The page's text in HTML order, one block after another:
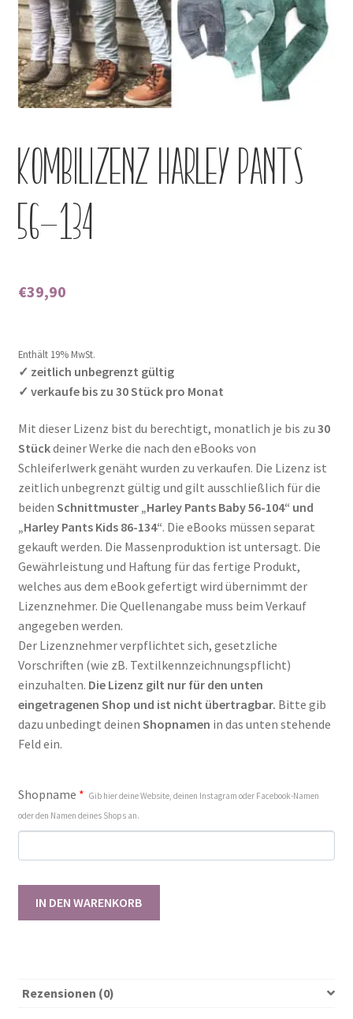
Kontakt
KOMBILIZENZ Harley Pants
56-134
€39,90
Enthält 19% MwSt.
✓ zeitlich unbegrenzt gültig
✓ verkaufe bis zu 30 Stück pro Monat
Mit dieser Lizenz bist du berechtigt, monatlich je bis zu 30
Stückdeiner Werke die nach den eBooks von
Schleiferlwerk genäht wurden zu verkaufen. Die Lizenz ist
zeitlich unbegrenzt gültig und gilt ausschließlich für die
beiden Schnittmuster „Harley Pants Baby 56-104“ und
„Harley Pants Kids 86-134“. Die eBooks müssen separat
gekauft werden. Die Massenproduktion ist untersagt. Die
Gewährleistung und Haftung für das fertige Produkt,
welches aus dem eBook gefertigt wird übernimmt der
Lizenznehmer. Die Quellenangabe muss beim Verkauf
angegeben werden.
Der Lizenznehmer verpflichtet sich, gesetzliche
Vorschriften (wie zB. Textilkennzeichnungspflicht)
einzuhalten. Die Lizenz gilt nur für den unten
eingetragenen Shop und ist nicht übertragbar. Bitte gib
dazu unbedingt deinen Shopnamen in das unten stehende
Feld ein.
Shopname * Gib hier deine Website, deinen Instagram oder Facebook-Namen
oder den Namen deines Shops an.
[Digital]
IN DEN WARENKORB
Rezensionen (0)